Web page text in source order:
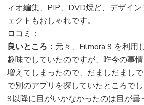
ィオ編集、PIP、DVD焼ど、デザイ
ェクトもおしゃれです。
ロコミ：
良いところ： 元々、Filmora 9 を利用
趣味でしていたのですが、昨今の事
増えてしまったので、だましだまし
で別のアプリを探していたところでし
9以降に目がいかなかったのは目が曇